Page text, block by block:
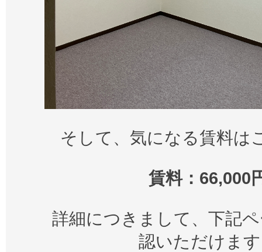
そして、気になる賃料は
賃料：66,000
詳細につきまして、下記
認いただけま